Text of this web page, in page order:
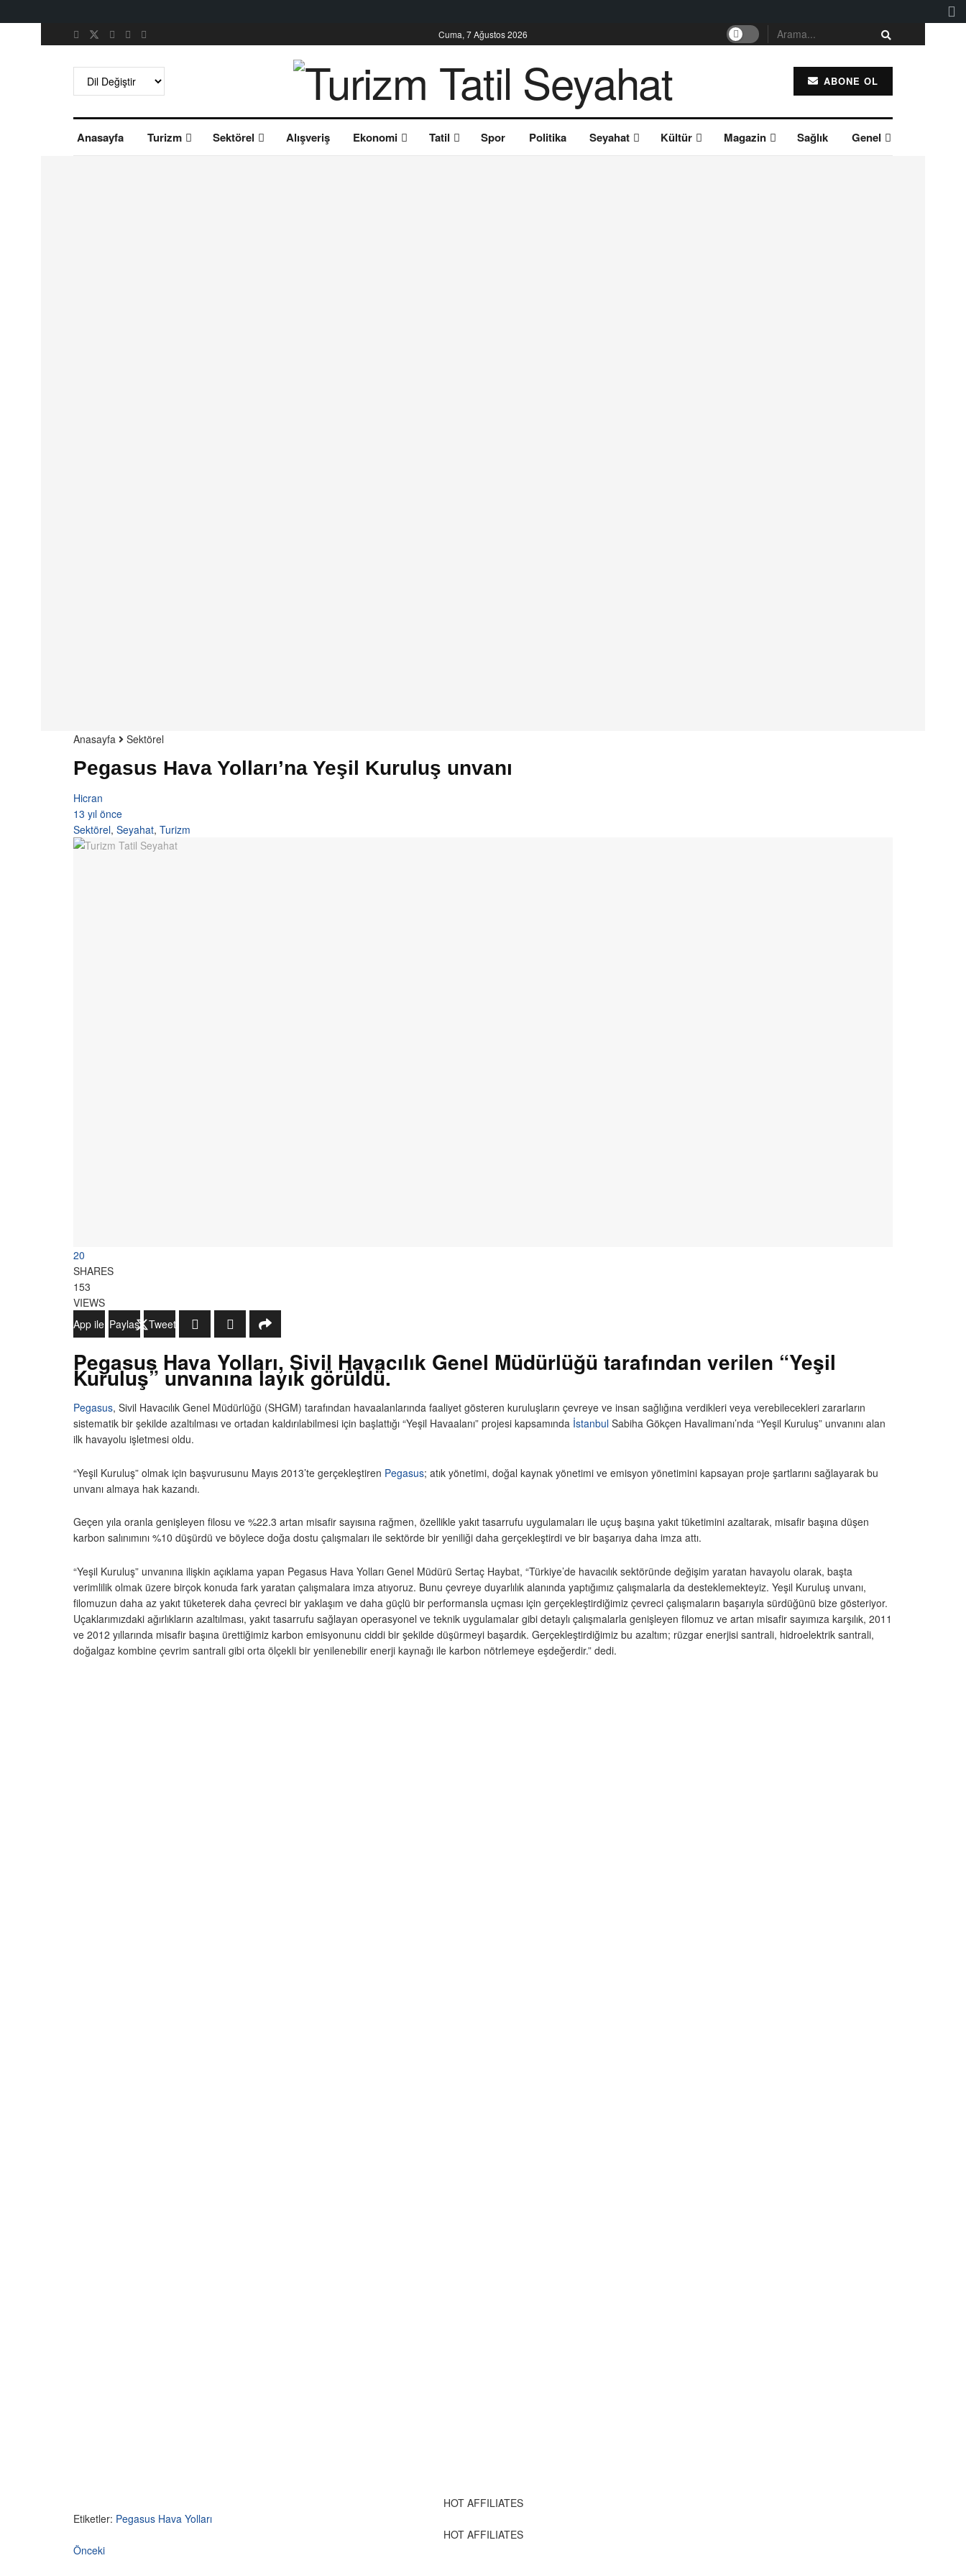
Cuma, 7 Ağustos 2026
ABONE OL
Anasayfa Turizm Sektörel Alışveriş Ekonomi Tatil Spor Politika Seyahat Kültür Magazin Sağlık Genel
Anasayfa Sektörel
Pegasus Hava Yolları’na Yeşil Kuruluş unvanı
Hicran
13 yıl önce
Sektörel, Seyahat, Turizm
20
SHARES
153
VIEWS
WhatsApp ile Gönder
Paylaş Tweetle
Pegasus Hava Yolları, Sivil Havacılık Genel Müdürlüğü tarafından verilen “Yeşil
Kuruluş” unvanına layık görüldü.
Pegasus, Sivil Havacılık Genel Müdürlüğü (SHGM) tarafından havaalanlarında faaliyet gösteren kuruluşların çevreye ve insan sağlığına verdikleri veya verebilecekleri zararların
sistematik bir şekilde azaltılması ve ortadan kaldırılabilmesi için başlattığı “Yeşil Havaalanı” projesi kapsamında İstanbul Sabiha Gökçen Havalimanı’nda “Yeşil Kuruluş” unvanını alan
ilk havayolu işletmesi oldu.
“Yeşil Kuruluş” olmak için başvurusunu Mayıs 2013’te gerçekleştiren Pegasus; atık yönetimi, doğal kaynak yönetimi ve emisyon yönetimini kapsayan proje şartlarını sağlayarak bu
unvanı almaya hak kazandı.
Geçen yıla oranla genişleyen filosu ve %22.3 artan misafir sayısına rağmen, özellikle yakıt tasarrufu uygulamaları ile uçuş başına yakıt tüketimini azaltarak, misafir başına düşen
karbon salınımını %10 düşürdü ve böylece doğa dostu çalışmaları ile sektörde bir yeniliği daha gerçekleştirdi ve bir başarıya daha imza attı.
“Yeşil Kuruluş” unvanına ilişkin açıklama yapan Pegasus Hava Yolları Genel Müdürü Sertaç Haybat, “Türkiye’de havacılık sektöründe değişim yaratan havayolu olarak, başta
verimlilik olmak üzere birçok konuda fark yaratan çalışmalara imza atıyoruz. Bunu çevreye duyarlılık alanında yaptığımız çalışmalarla da desteklemekteyiz. Yeşil Kuruluş unvanı,
filomuzun daha az yakıt tüketerek daha çevreci bir yaklaşım ve daha güçlü bir performansla uçması için gerçekleştirdiğimiz çevreci çalışmaların başarıyla sürdüğünü bize gösteriyor.
Uçaklarımızdaki ağırlıkların azaltılması, yakıt tasarrufu sağlayan operasyonel ve teknik uygulamalar gibi detaylı çalışmalarla genişleyen filomuz ve artan misafir sayımıza karşılık, 2011
ve 2012 yıllarında misafir başına ürettiğimiz karbon emisyonunu ciddi bir şekilde düşürmeyi başardık. Gerçekleştirdiğimiz bu azaltım; rüzgar enerjisi santrali, hidroelektrik santrali,
doğalgaz kombine çevrim santrali gibi orta ölçekli bir yenilenebilir enerji kaynağı ile karbon nötrlemeye eşdeğerdir.” dedi.
HOT AFFILIATES
Etiketler: Pegasus Hava Yolları
HOT AFFILIATES
Önceki